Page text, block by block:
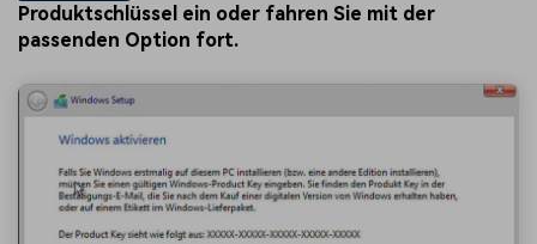
Produktschlüssel ein oder fahren Sie mit der
passenden Option fort.